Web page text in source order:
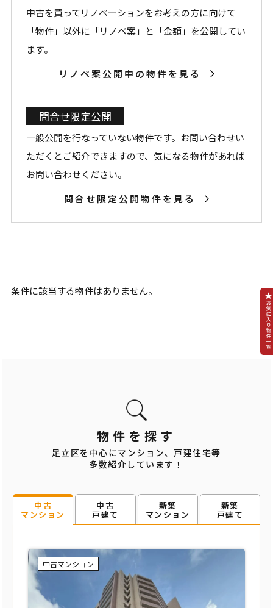
中古を買ってリノベーションをお考えの方に向けて
「物件」以外に「リノベ案」と「金額」を公開してい
ます。
リノベ案公開中の物件を見る
問合せ限定公開
一般公開を行なっていない物件です。お問い合わせい
ただくとご紹介できますので、気になる物件があれば
お問い合わせください。
問合せ限定公開物件を見る
条件に該当する物件はありません。
物件を探す
足立区を中心にマンション、戸建住宅等
多数紹介しています！
中古
マンション
中古
戸建て
新築
マンション
新築
戸建て
中古マンション